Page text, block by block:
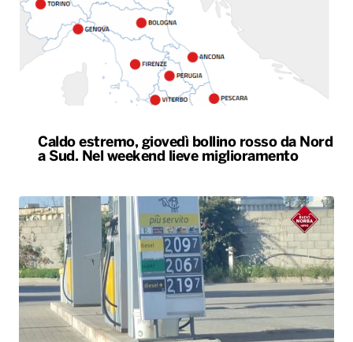
Caldo estremo, giovedì bollino rosso da Nord
a Sud. Nel weekend lieve miglioramento